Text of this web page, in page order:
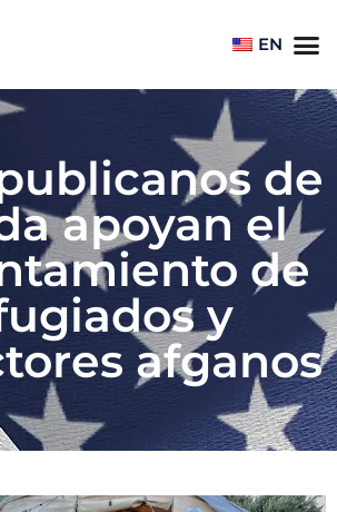
EN
de
apoyan el
de
y
afganos